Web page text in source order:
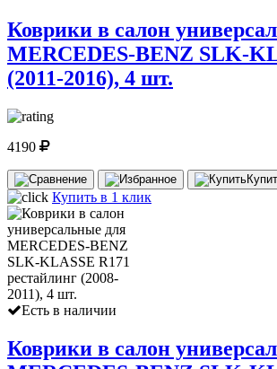
Коврики в салон
MERCEDES-BENZ SLK-
(2011-2016), 4 шт.
4190
Купить в 1 клик
Есть в наличии
Коврики в салон